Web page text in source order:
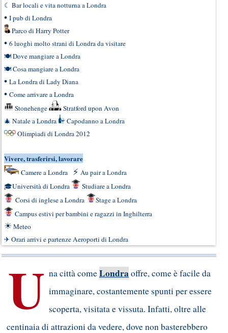
☾ Bar locali e vita notturna a Londra
• I pub di Londra
Parco di Harry Potter
• 6 luoghi molto strani di Londra da visitare
🍽Dove mangiare a Londra
🍽Cosa mangiare a Londra
• La Londra di Lady Diana
• Come arrivare a Londra
Stonehenge
Stratford upon Avon
🎄 Natale a Londra
Capodanno a Londra
Olimpiadi di Londra 2012
Vivere, trasferirsi, lavorare
Camere a Londra ⚡ Au pair a Londra
🎓Università di Londra
Studiare a Londra
Corsi di inglese a Londra
Stage a Londra
Campus estivi per bambini e ragazzi in Inghilterra
☀ Meteo
✈ Orari arrivi e partenze Aeroporti di Londra
U na città comeLondra offre, come è facile da
immaginare, costantemente spunti per essere
scoperta, visitata e vissuta. Infatti, oltre alle
centinaia di attrazioni da vedere, dove non basterebbero